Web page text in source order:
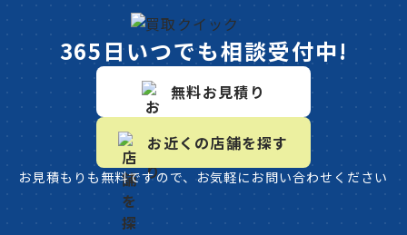
365日いつでも相談受付中!
無料お見積り
お近くの店舗を探す
お見積もりも無料ですので、お気軽にお問い合わせください